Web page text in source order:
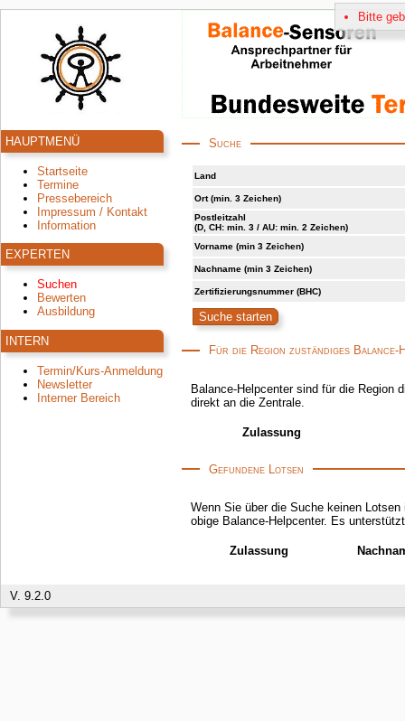
Bitte
HAUPTMENÜ
Startseite
Termine
Pressebereich
Impressum / Kontakt
Information
EXPERTEN
Suchen
Bewerten
Ausbildung
INTERN
Termin/Kurs-Anmeldung
Newsletter
Interner Bereich
Suche
Land
Ort (min. 3 Zeichen)
Postleitzahl
(D, CH: min. 3 / AU: min. 2 Zeichen)
Vorname (min 3 Zeichen)
Nachname (min 3 Zeichen)
Zertifizierungsnummer (BHC)
Für die Region zuständiges Balance-
Balance-Helpcenter sind für die Region
direkt an die Zentrale.
Zulassung
Gefundene Lotsen
Wenn Sie über die Suche keinen
obige Balance-Helpcenter. Es
Zulassung
V. 9.2.0